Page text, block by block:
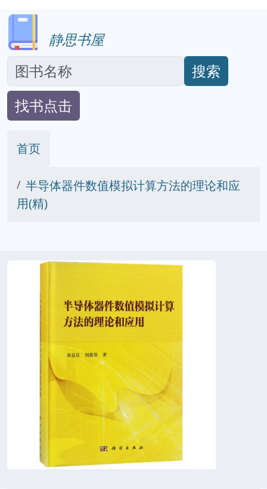
静思书屋
搜索
找书点击
首页
半导体器件数值模拟计算方法的理论和应
用(精)